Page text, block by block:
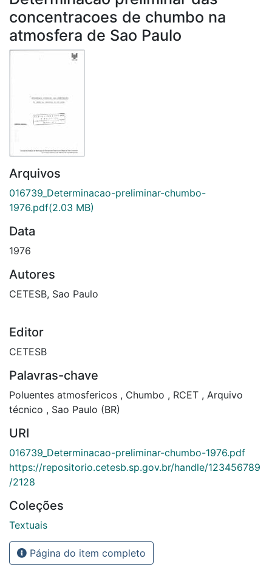
Repositório
Doações/Aquisições
concentracoes de chumbo na
atmosfera de Sao Paulo
Arquivos
016739_Determinacao-preliminar-chumbo-
1976.pdf(2.03 MB)
Data
1976
Autores
CETESB, Sao Paulo
Editor
CETESB
Palavras-chave
Poluentes atmosfericos , Chumbo , RCET , Arquivo
técnico , Sao Paulo (BR)
URI
016739_Determinacao-preliminar-chumbo-1976.pdf
https://repositorio.cetesb.sp.gov.br/handle/123456789
/2128
Coleções
Textuais
Página do item completo